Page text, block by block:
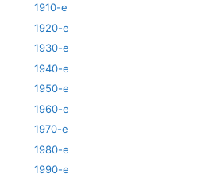
1910-е
1920-е
1930-е
1940-е
1950-е
1960-е
1970-е
1980-е
1990-е